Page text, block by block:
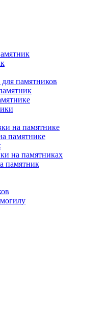
памятников
на памятнике
памятнике
на памятниках
памятник